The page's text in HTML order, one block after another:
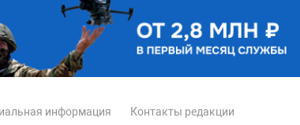
информация Контакты редакции